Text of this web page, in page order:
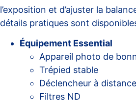
l’exposition et d’ajuster la
détails pratiques sont
Équipement Essential
Appareil photo de
Trépied stable
Déclencheur à distance
Filtres ND